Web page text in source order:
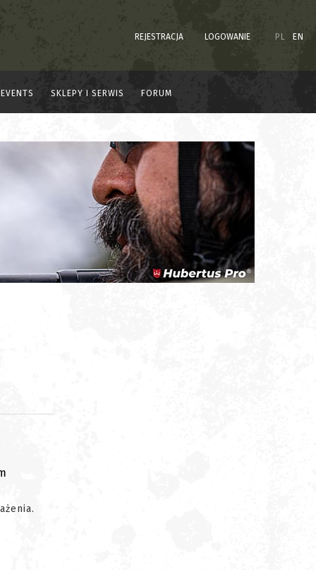
REJESTRACJA LOGOWANIE PL EN
EVENTS SKLEPY I SERWIS FORUM